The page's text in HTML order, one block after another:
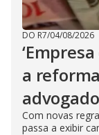
DO R7/04/08/2026
a
advogado
Com novas
passa a exibir